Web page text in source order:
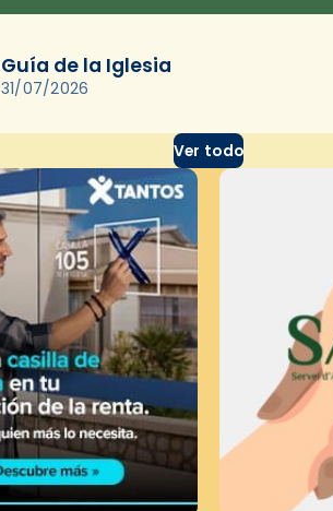
Guía de la Iglesia
31/07/2026
Ver todo